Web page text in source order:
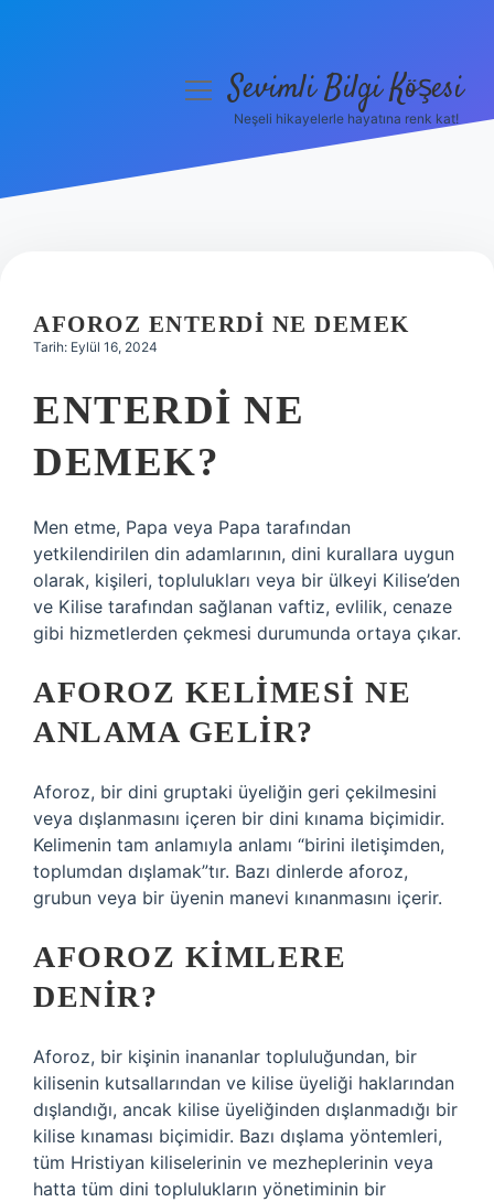
Hakkımızda
menüyüSevimli Bilgi Köşesi
Neşeli hikayelerle hayatına renk kat!
AFOROZ ENTERDI NE DEMEK
Tarih: Eylül 16, 2024
ENTERDI NE
DEMEK?
Men etme, Papa veya Papa tarafından
yetkilendirilen din adamlarının, dini kurallara uygun
olarak, kişileri, toplulukları veya bir ülkeyi Kilise’den
ve Kilise tarafından sağlanan vaftiz, evlilik, cenaze
gibi hizmetlerden çekmesi durumunda ortaya çıkar.
AFOROZ KELIMESI NE
ANLAMA GELIR?
Aforoz, bir dini gruptaki üyeliğin geri çekilmesini
veya dışlanmasını içeren bir dini kınama biçimidir.
Kelimenin tam anlamıyla anlamı “birini iletişimden,
toplumdan dışlamak”tır. Bazı dinlerde aforoz,
grubun veya bir üyenin manevi kınanmasını içerir.
AFOROZ KIMLERE
DENIR?
Aforoz, bir kişinin inananlar topluluğundan, bir
kilisenin kutsallarından ve kilise üyeliği haklarından
dışlandığı, ancak kilise üyeliğinden dışlanmadığı bir
kilise kınaması biçimidir. Bazı dışlama yöntemleri,
tüm Hristiyan kiliselerinin ve mezheplerinin veya
hatta tüm dini toplulukların yönetiminin bir